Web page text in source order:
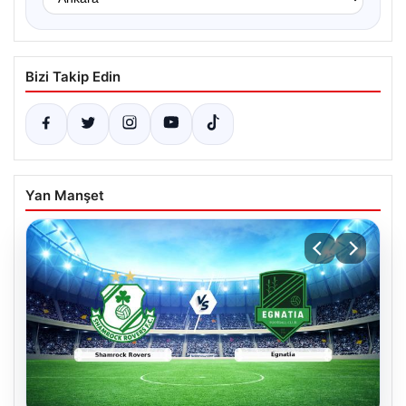
Bizi Takip Edin
Yan Manşet